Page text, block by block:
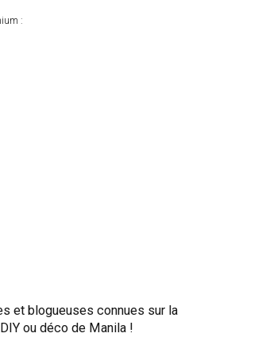
:
et blogueuses connues sur la
ou déco de Manila !